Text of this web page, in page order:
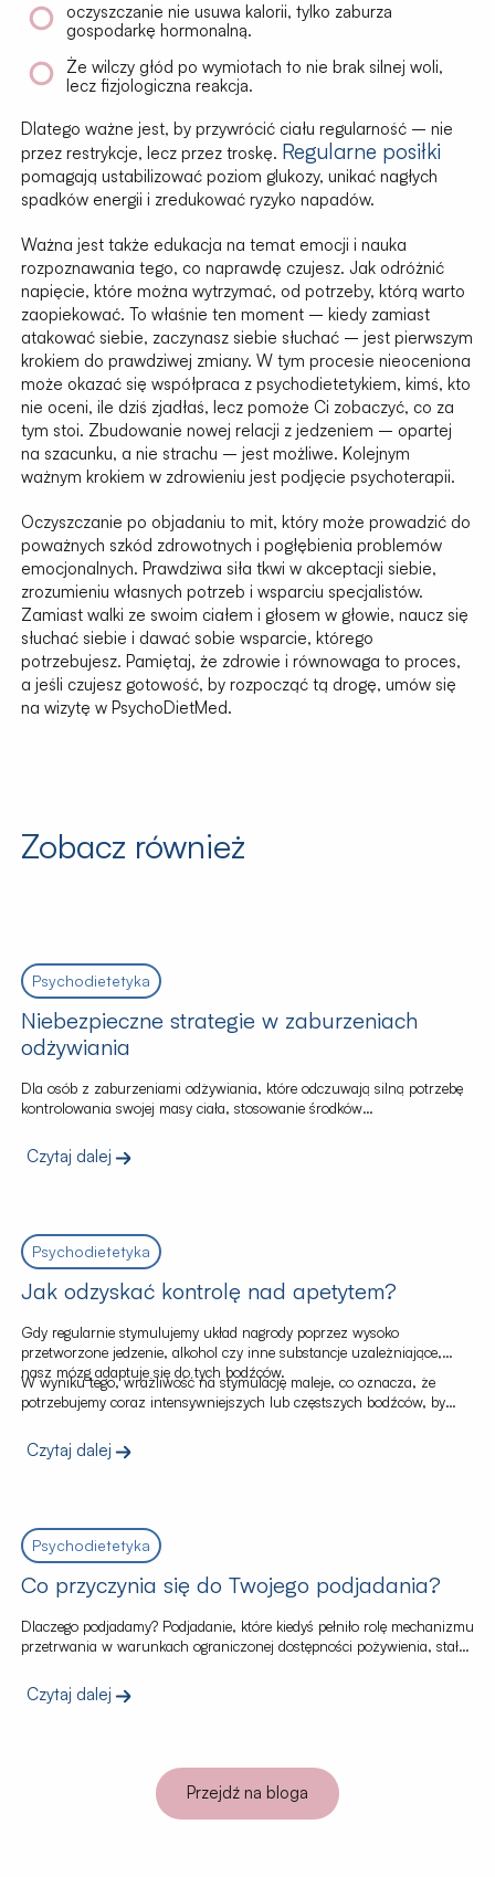
oczyszczanie nie usuwa kalorii, tylko zaburza
gospodarkę hormonalną.
Że wilczy głód po wymiotach to nie brak silnej woli,
lecz fizjologiczna reakcja.
Dlatego ważne jest, by przywrócić ciału regularność – nie
przez restrykcje, lecz przez troskę. Regularne posiłki
pomagają ustabilizować poziom glukozy, unikać nagłych
spadków energii i zredukować ryzyko napadów.
Ważna jest także edukacja na temat emocji i nauka
rozpoznawania tego, co naprawdę czujesz. Jak odróżnić
napięcie, które można wytrzymać, od potrzeby, którą warto
zaopiekować. To właśnie ten moment – kiedy zamiast
atakować siebie, zaczynasz siebie słuchać – jest pierwszym
krokiem do prawdziwej zmiany. W tym procesie nieoceniona
może okazać się współpraca z psychodietetykiem, kimś, kto
nie oceni, ile dziś zjadłaś, lecz pomoże Ci zobaczyć, co za
tym stoi. Zbudowanie nowej relacji z jedzeniem – opartej
na szacunku, a nie strachu – jest możliwe. Kolejnym
ważnym krokiem w zdrowieniu jest podjęcie psychoterapii.
Oczyszczanie po objadaniu to mit, który może prowadzić do
poważnych szkód zdrowotnych i pogłębienia problemów
emocjonalnych. Prawdziwa siła tkwi w akceptacji siebie,
zrozumieniu własnych potrzeb i wsparciu specjalistów.
Zamiast walki ze swoim ciałem i głosem w głowie, naucz się
słuchać siebie i dawać sobie wsparcie, którego
potrzebujesz. Pamiętaj, że zdrowie i równowaga to proces,
a jeśli czujesz gotowość, by rozpocząć tą drogę, umów się
na wizytę w PsychoDietMed.
Zobacz również
Psychodietetyka
Niebezpieczne strategie w zaburzeniach
odżywiania
Dla osób z zaburzeniami odżywiania, które odczuwają silną potrzebę
kontrolowania swojej masy ciała, stosowanie środków
zwiększenie poczucia kontroli. Takie działania pozwalają na
tymczasowe złagodzenie lęku i złudne poczucie “panowania nad
Czytaj dalej
Psychodietetyka
Jak odzyskać kontrolę nad apetytem?
Gdy regularnie stymulujemy układ nagrody poprzez wysoko
przetworzone jedzenie, alkohol czy inne substancje uzależniające,
nasz mózg adaptuje się do tych bodźców.
W wyniku tego, wrażliwość na stymulację maleje, co oznacza, że
potrzebujemy coraz intensywniejszych lub częstszych bodźców, by
Czytaj dalej
Psychodietetyka
Co przyczynia się do Twojego podjadania?
Dlaczego podjadamy? Podjadanie, które kiedyś pełniło rolę mechanizmu
przetrwania w warunkach ograniczonej dostępności pożywienia, stało
przyczyniając się do zaburzeń odżywiania i otyłości. W przeszłości,
gdy dostęp do żywności był niepewny, podjadanie pełniło funkcję
Czytaj dalej
Przejdź na bloga